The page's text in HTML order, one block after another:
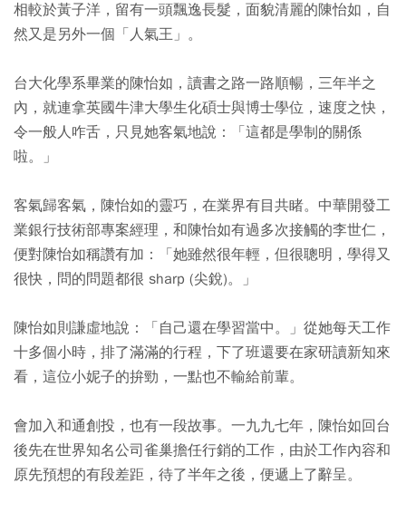
相較於黃子洋，留有一頭飄逸長髮，面貌清麗的陳怡如，自
然又是另外一個「人氣王」。
台大化學系畢業的陳怡如，讀書之路一路順暢，三年半之
內，就連拿英國牛津大學生化碩士與博士學位，速度之快，
令一般人咋舌，只見她客氣地說：「這都是學制的關係
啦。」
客氣歸客氣，陳怡如的靈巧，在業界有目共睹。中華開發工
業銀行技術部專案經理，和陳怡如有過多次接觸的李世仁，
便對陳怡如稱讚有加：「她雖然很年輕，但很聰明，學得又
很快，問的問題都很 sharp (尖銳)。」
陳怡如則謙虛地說：「自己還在學習當中。」從她每天工作
十多個小時，排了滿滿的行程，下了班還要在家研讀新知來
看，這位小妮子的拚勁，一點也不輸給前輩。
會加入和通創投，也有一段故事。一九九七年，陳怡如回台
後先在世界知名公司雀巢擔任行銷的工作，由於工作內容和
原先預想的有段差距，待了半年之後，便遞上了辭呈。